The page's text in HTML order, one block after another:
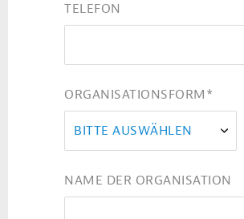
TELEFON
ORGANISATIONSFORM *
BITTE AUSWÄHLEN
NAME DER ORGANISATION